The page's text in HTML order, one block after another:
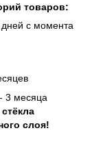
товаров:
с момента
3 месяца
слоя!